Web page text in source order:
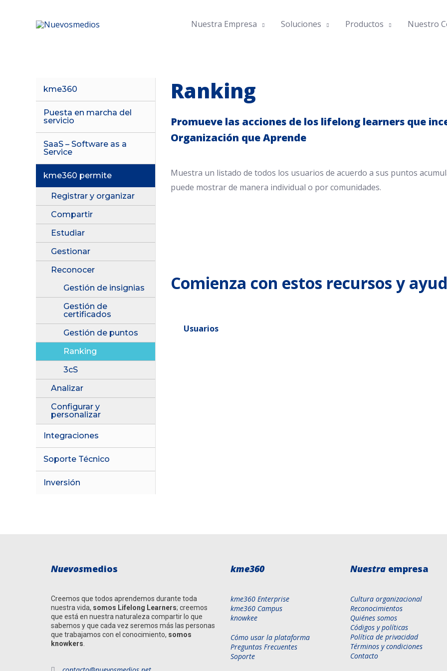
Nuestra Empresa Soluciones Productos Nuestro
kme360
Puesta en marcha del
servicio
SaaS – Software as a
Service
kme360 permite
Registrar y organizar
Compartir
Estudiar
Gestionar
Reconocer
Gestión de insignias
Gestión de
certificados
Gestión de puntos
Ranking
3cS
Analizar
Configurar y
personalizar
Integraciones
Soporte Técnico
Inversión
Ranking
Promueve las acciones de los lifelong learners que
Organización que Aprende
Muestra un listado de todos los usuarios de acuerdo a sus puntos
puede mostrar de manera individual o por comunidades.
Comienza con estos recursos y
Usuarios
Nuevosmedios
Creemos que todos aprendemos durante toda
nuestra vida, somos Lifelong Learners; creemos
que está en nuestra naturaleza compartir lo que
sabemos y que cada vez seremos más las personas
que trabajamos con el conocimiento, somos
knowkers
kme360
kme360 Enterprise
kme360 Campus
knowkee
Cómo usar la plataforma
Preguntas Frecuentes
Soporte
Nuestra empresa
Cultura organizacional
Reconocimientos
Quiénes somos
Códigos y políticas
Política de privacidad
Términos y condiciones
Contacto